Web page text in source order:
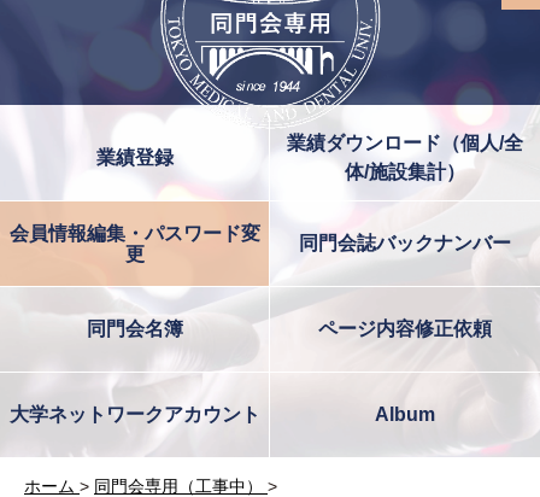
業績登録
業績ダウンロード（個人/全
体/施設集計）
会員情報編集・パスワード変
更
同門会誌バックナンバー
同門会名簿 ページ内容修正依頼
大学ネットワークアカウント Album
ホーム > 同門会専用（工事中）
>